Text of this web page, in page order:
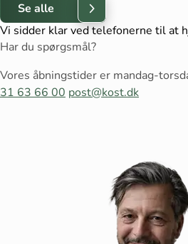
Se alle
Vi sidder klar ved telefonerne til at
Har du spørgsmål?
Vores åbningstider er mandag-
31 63 66 00 post@kost.dk